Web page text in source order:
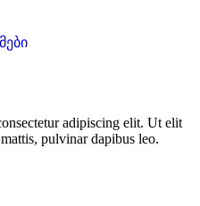
adipiscing elit. Ut elit
pulvinar dapibus leo.